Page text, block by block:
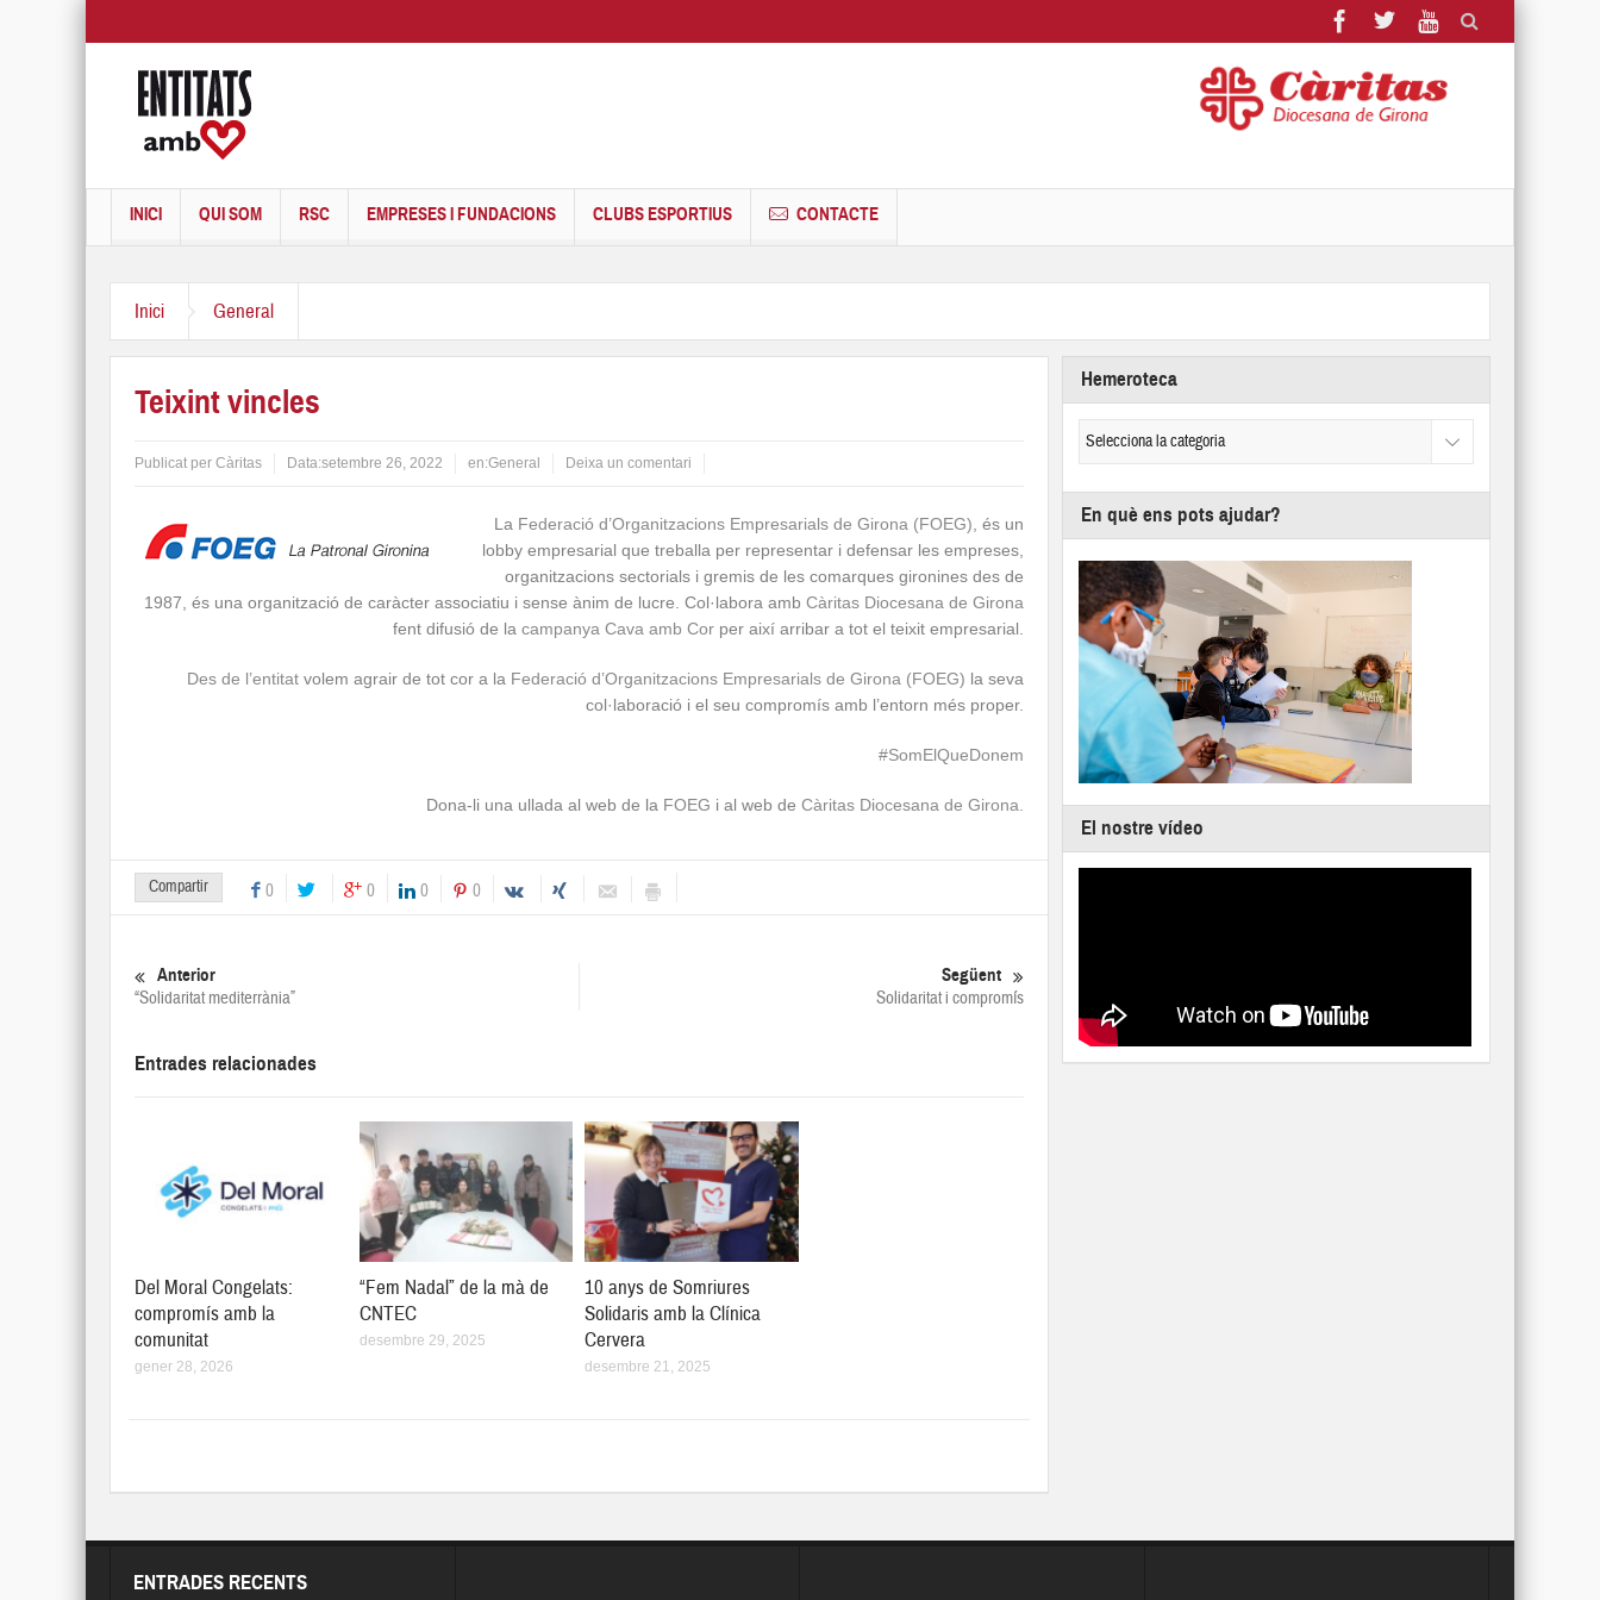
INICI QUI SOM RSC EMPRESES I FUNDACIONS CLUBS ESPORTIUS CONTACTE
Inici General
Teixint vincles
Publicat per Càritas Data:setembre 26, 2022 en:General Deixa un comentari
La Federació d’Organitzacions Empresarials de Girona (FOEG) , és un
lobby empresarial que treballa per representar i defensar les empreses,
organitzacions sectorials i gremis de les comarques gironines des de
1987, és una organització de caràcter associatiu i sense ànim de lucre. Col·labora amb Càritas Diocesana de Girona
fent difusió de la campanya Cava amb Corper així arribar a tot el teixit empresarial.
Des de l’entitat volem agrair de tot cor a la Federació d’Organitzacions Empresarials de Girona (FOEG) la seva
col·laboració i el seu compromís amb l’entorn més proper.
#SomElQueDonem
Dona-li una ullada al web de la FOEG i al web de Càritas Diocesana de Girona.
Compartir 0 0 0 0
Anterior
“Solidaritat mediterrània”
Següent
Solidaritat i compromís
Entrades relacionades
Del Moral Congelats:
compromís amb la
comunitat
gener 28, 2026
“Fem Nadal” de la mà de
CNTEC
desembre 29, 2025
10 anys de Somriures
Solidaris amb la Clínica
Cervera
desembre 21, 2025
Hemeroteca
En què ens pots ajudar?
El nostre vídeo
ENTRADES RECENTS